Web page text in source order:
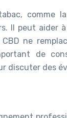
comme
Il peut aider
ne
de
discuter des